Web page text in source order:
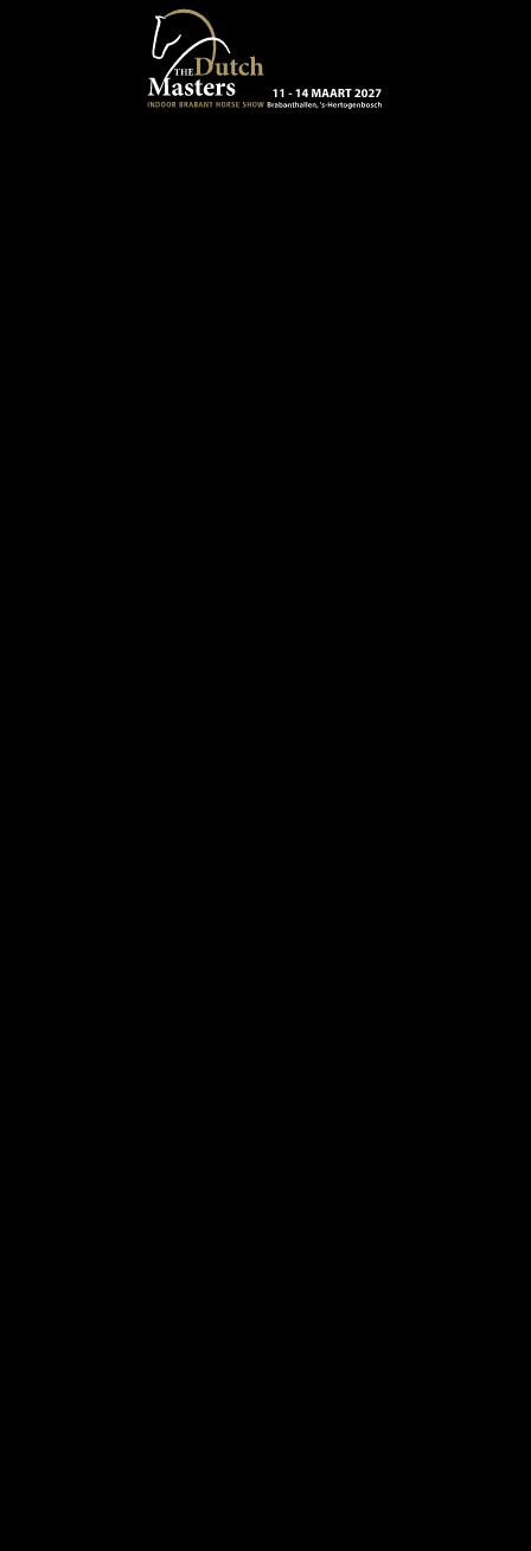
Terug naar hoofdinhoud
13 - 16 MAART 2024